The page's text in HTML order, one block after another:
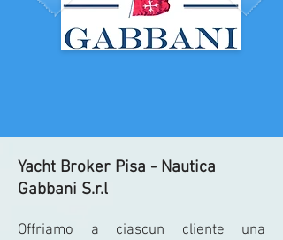
Yacht Broker Pisa - Nautica
Gabbani S.r.l
Offriamo a ciascun cliente una